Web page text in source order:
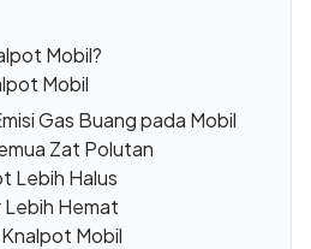
Mobil?
Mobil
Gas Buang pada Mobil
Zat Polutan
Lebih Halus
Lebih Hemat
Mobil